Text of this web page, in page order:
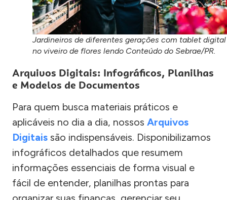
Jardineiros de diferentes gerações com tablet digital
no viveiro de flores lendo Conteúdo do Sebrae/PR.
Arquivos Digitais: Infográficos, Planilhas
e Modelos de Documentos
Para quem busca materiais práticos e
aplicáveis no dia a dia, nossos Arquivos
Digitais são indispensáveis. Disponibilizamos
infográficos detalhados que resumem
informações essenciais de forma visual e
fácil de entender, planilhas prontas para